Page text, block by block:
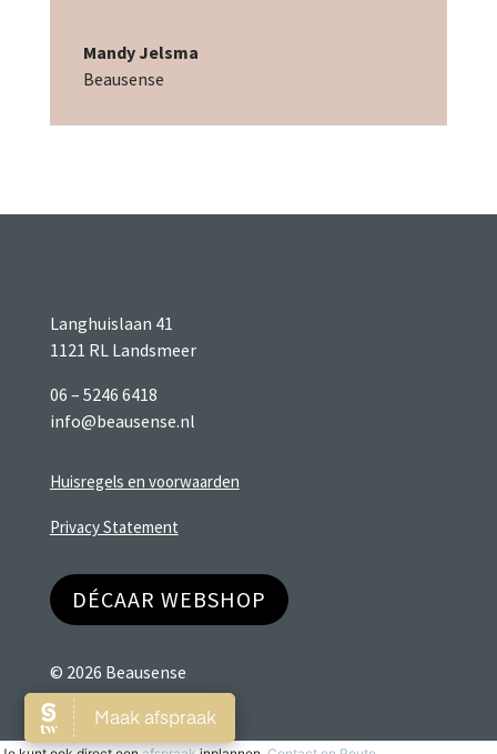
Mandy Jelsma
Beausense
Langhuislaan 41
1121 RL Landsmeer
06 – 5246 6418
info@beausense.nl
Huisregels en voorwaarden
Privacy Statement
DÉCAAR WEBSHOP
© 2026 Beausense